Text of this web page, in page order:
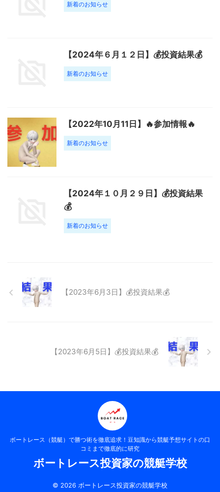
新着のお知らせ
【2024年６月１２日】💰投資結果💰
新着のお知らせ
【2022年10月11日】🔥参加情報🔥
新着のお知らせ
【2024年１０月２９日】💰投資結果
💰
新着のお知らせ
【2023年6月3日】💰投資結果💰
【2023年6月5日】💰投資結果💰
ボートレース（競艇）で勝つ術を徹底追求！豆知識から競艇予想サイトの口
コミまで徹底的に研究
ボートレース投資家の競艇学校
© 2026 ボートレース投資家の競艇学校